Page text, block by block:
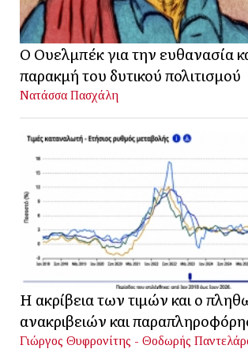
Ο Ουελμπέκ για την ευθανασία
παρακμή του δυτικού πολιτισμού
Νατάσσα Πασχάλη
Η ακρίβεια των τιμών και ο
ανακριβειών και
Γιώργος Θυφρονίτης - Θοδωρής